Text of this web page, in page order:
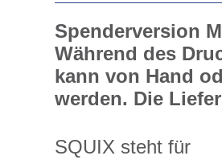
Spenderversion
Während des
kann von Hand
werden. Die
SQUIX steht für